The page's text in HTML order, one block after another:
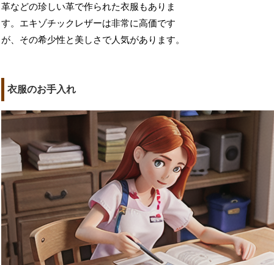
革などの珍しい革で作られた衣服もありま
す。エキゾチックレザーは非常に高価です
が、その希少性と美しさで人気があります。
衣服のお手入れ